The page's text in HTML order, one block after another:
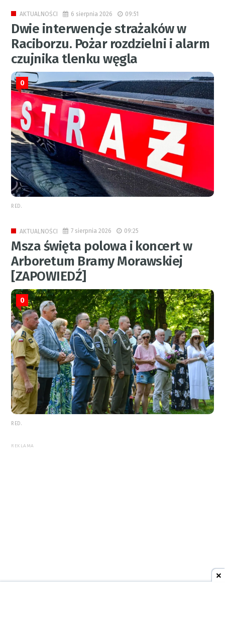
AKTUALNOŚCI 6 sierpnia 2026 09:51
Dwie interwencje strażaków w
Raciborzu. Pożar rozdzielni i alarm
czujnika tlenku węgla
0
RED.
AKTUALNOŚCI 7 sierpnia 2026 09:25
Msza święta polowa i koncert w
Arboretum Bramy Morawskiej
[ZAPOWIEDŹ]
0
RED.
REKLAMA